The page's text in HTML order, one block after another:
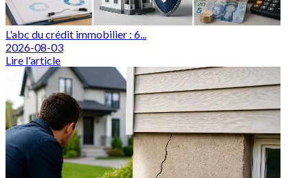
L'abc du crédit immobilier : 6...
2026-08-03
Lire l'article